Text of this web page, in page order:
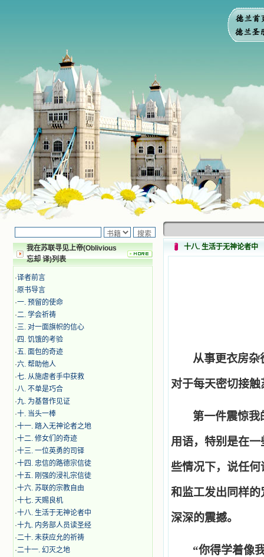
我在苏联寻见上帝(Oblivious
忘却 译)列表
·译者前言
·原书导言
·一. 预留的使命
·二. 学会祈祷
·三. 对一面旗帜的信心
· 四. 饥饿的考验
·五. 面包的奇迹
·六. 帮助他人
·七. 从施虐者手中获救
·八. 不单是巧合
·九. 为基督作见证
·十. 当头一棒
·十一. 踏入无神论者之地
·十二. 修女们的奇迹
·十三. 一位英勇的司铎
·十四. 忠信的路德宗信徒
·十五. 刚强的浸礼宗信徒
·十六. 苏联的宗教自由
·十七. 天赐良机
·十八. 生活于无神论者中
·十九. 内务部人员读圣经
·二十. 未获应允的祈祷
·二十一. 幻灭之地
十八. 生活于无神论者中
从事更衣房杂
对于每天密切接
第一件震惊我
用语，特别是在
些情况下，说任
和监工发出同样
深深的震撼。
“你得学着像